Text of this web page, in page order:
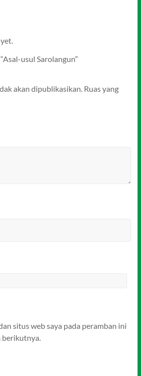
usul Sarolangun”
akan dipublikasikan. Ruas yang
situs web saya pada peramban ini
berikutnya.